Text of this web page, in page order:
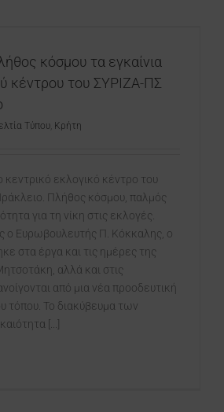
κόσμου τα εγκαίνια
κέντρου του ΣΥΡΙΖΑ-ΠΣ
Τύπου Κρήτη
κεντρικό εκλογικό κέντρο του
Πλήθος κόσμου, παλμός
για τη νίκη στις εκλογές.
ο Ευρωβουλευτής Π. Κόκκαλης, ο
στα έργα και τις ημέρες της
αλλά και στις
από μια νέα προοδευτική
τόπου. Το διακύβευμα των
[...]